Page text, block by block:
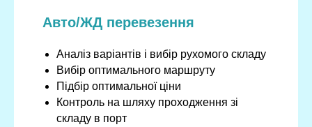
Авто/ЖД перевезення
Аналіз варіантів і вибір рухомого складу
Вибір оптимального маршруту
Підбір оптимальної ціни
Контроль на шляху проходження зі
складу в порт